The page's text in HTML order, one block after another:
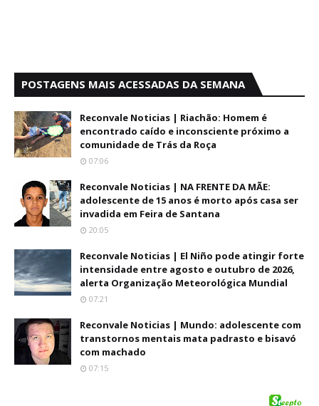
POSTAGENS MAIS ACESSADAS DA SEMANA
Reconvale Noticias | Riachão: Homem é
encontrado caído e inconsciente próximo a
comunidade de Trás da Roça
07:06
Reconvale Noticias | NA FRENTE DA MÃE:
adolescente de 15 anos é morto após casa ser
invadida em Feira de Santana
20:05
Reconvale Noticias | El Niño pode atingir forte
intensidade entre agosto e outubro de 2026,
alerta Organização Meteorológica Mundial
07:21
Reconvale Noticias | Mundo: adolescente com
transtornos mentais mata padrasto e bisavó
com machado
07:15